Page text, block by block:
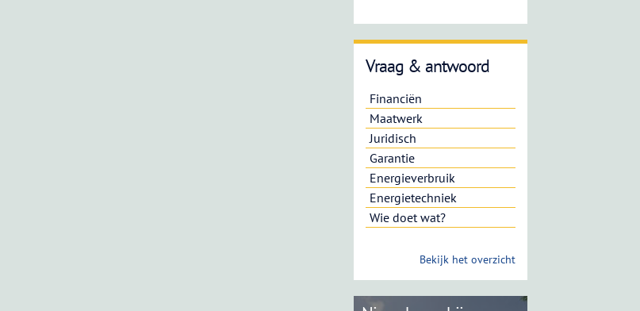
Vraag & antwoord
Financiën
Maatwerk
Juridisch
Garantie
Energieverbruik
Energietechniek
Wie doet wat?
Bekijk het overzicht